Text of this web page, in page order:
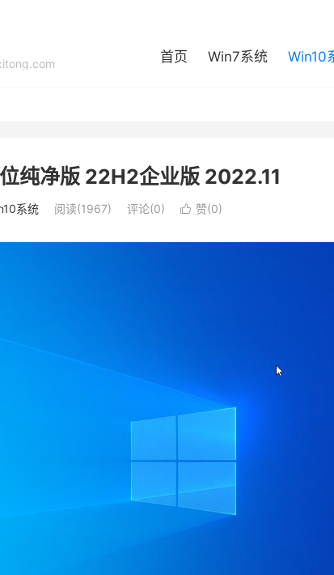
首页 Win7系统 Win10
纯净版 22H2企业版 2022.11
系统 阅读(1967) 评论(0)  赞(0)